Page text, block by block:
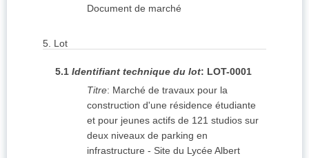
Document de marché
5. Lot
5.1 Identifiant technique du lot: LOT-0001
Titre: Marché de travaux pour la
construction d'une résidence étudiante
et pour jeunes actifs de 121 studios sur
deux niveaux de parking en
infrastructure - Site du Lycée Albert